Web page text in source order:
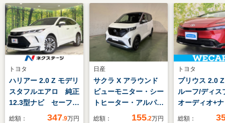
トヨタ
ハリアー 2.0 Z モデリ
スタフルエアロ 純正
12.3型ナビ セーフテ
ィセンス レーダーク
総額： 347.9万円
日産
サクラ X アラウンド
ビューモニター・シー
トヒーター・アルパイ
ンミラー型前後ドラレ
総額： 155.2万円
トヨタ
プリウス 2.0
ルーフ/ディス
オーディオ+
インチ/トヨタ
総額：